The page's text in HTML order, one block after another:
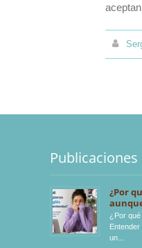
¿Por
¿Por
un